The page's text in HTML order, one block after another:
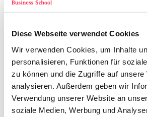
Diese Webseite verwendet Cookies
Wir verwenden Cookies, um Inhalte
personalisieren, Funktionen für
zu können und die Zugriffe auf unsere
analysieren. Außerdem geben wir
Verwendung unserer Website an
soziale Medien, Werbung und
Anrede*
Titel
Vorname*
Nachname*